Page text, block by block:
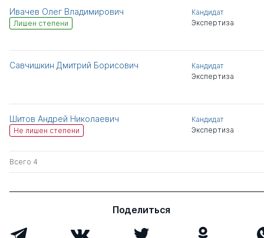
Ивачев Олег Владимирович
Лишен степени
Кандидат
Экспертиза
Савчишкин Дмитрий Борисович
Кандидат
Экспертиза
Шитов Андрей Николаевич
Не лишен степени
Кандидат
Экспертиза
Всего 4
Поделиться